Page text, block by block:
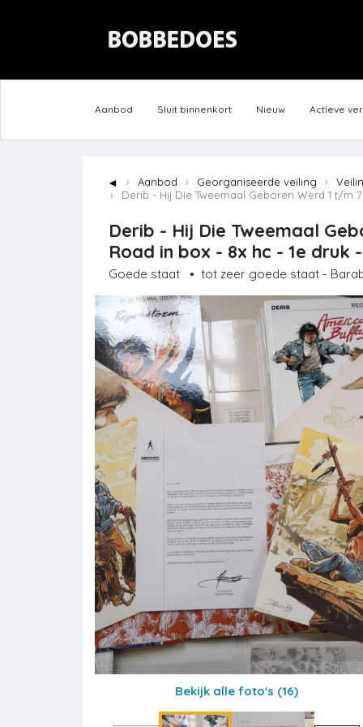
Aanbod Sluit binnenkort Nieuw Actieve
◄ Aanbod Georganiseerde veiling
Derib - Hij Die Tweemaal Geboren Werd 1 t/m
Derib - Hij Die Tweemaal
Road in box - 8x hc - 1e druk
Goede staat • tot zeer goede staat -
Bekijk alle foto's (16)